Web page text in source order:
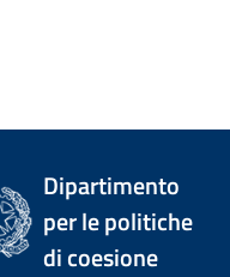
Dipartimento
per le politiche
di coesione